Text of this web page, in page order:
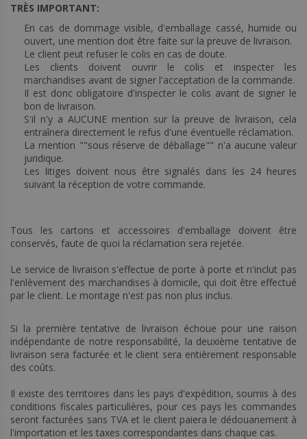
TRÈS IMPORTANT:
En cas de dommage visible, d'emballage cassé, humide ou
ouvert, une mention doit être faite sur la preuve de livraison.
Le client peut refuser le colis en cas de doute.
Les clients doivent ouvrir le colis et inspecter les
marchandises avant de signer l'acceptation de la commande.
Il est donc obligatoire d'inspecter le colis avant de signer le
bon de livraison.
S'il n'y a AUCUNE mention sur la preuve de livraison, cela
entraînera directement le refus d'une éventuelle réclamation.
La mention ""sous réserve de déballage"" n'a aucune valeur
juridique.
Les litiges doivent nous être signalés dans les 24 heures
suivant la réception de votre commande.
Tous les cartons et accessoires d'emballage doivent être
conservés, faute de quoi la réclamation sera rejetée.
Le service de livraison s'effectue de porte à porte et n'inclut pas
l'enlèvement des marchandises à domicile, qui doit être effectué
par le client. Le montage n'est pas non plus inclus.
Si la première tentative de livraison échoue pour une raison
indépendante de notre responsabilité, la deuxième tentative de
livraison sera facturée et le client sera entièrement responsable
des coûts.
Il existe des territoires dans les pays d'expédition, soumis à des
conditions fiscales particulières, pour ces pays les commandes
seront facturées sans TVA et le client paiera le dédouanement à
l'importation et les taxes correspondantes dans chaque cas.